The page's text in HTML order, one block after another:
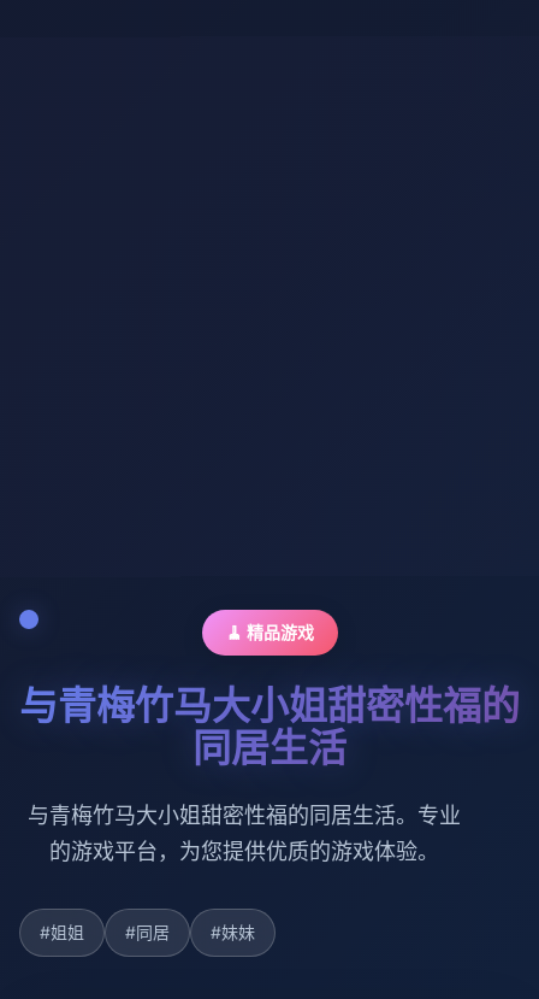
🧹 精品游戏
与青梅竹马大小姐甜密性福的
同居生活
与青梅竹马大小姐甜密性福的同居生活。专业
的游戏平台，为您提供优质的游戏体验。
#姐姐 #同居 #妹妹